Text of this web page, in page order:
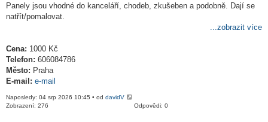
Panely jsou vhodné do kanceláří, chodeb, zkušeben a podobně. Dají se
natřít/pomalovat.
...zobrazit více
Cena: 1000 Kč
Telefon: 606084786
Město: Praha
E-mail: e-mail
Naposledy: 04 srp 2026 10:45 • od davidV
Odpovědi: 0
Zobrazení: 276